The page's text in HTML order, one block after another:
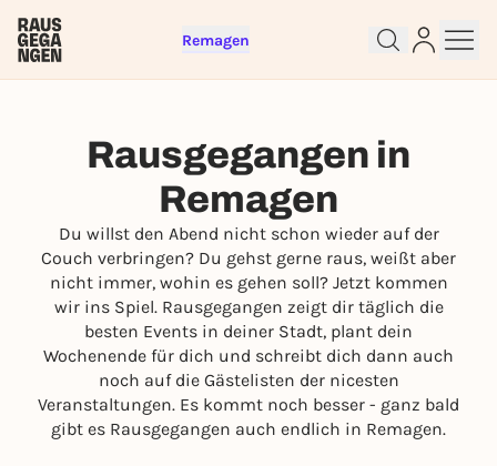
Remagen
Rausgegangen in
Remagen
Du willst den Abend nicht schon wieder auf der
Couch verbringen? Du gehst gerne raus, weißt aber
nicht immer, wohin es gehen soll? Jetzt kommen
wir ins Spiel. Rausgegangen zeigt dir täglich die
besten Events in deiner Stadt, plant dein
Wochenende für dich und schreibt dich dann auch
noch auf die Gästelisten der nicesten
Veranstaltungen. Es kommt noch besser - ganz bald
gibt es Rausgegangen auch endlich in Remagen.
Sign up for free and get started
right away
To like events, follow pages, or participate in
lotteries, you need a free Rausgegangen account.
REGISTER FOR FREE NOW
You already have an account?Log in now